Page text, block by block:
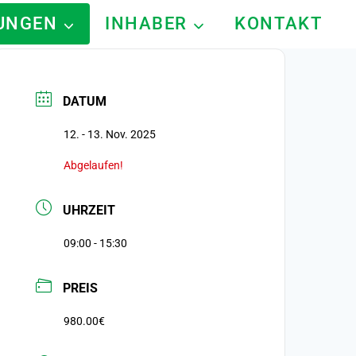
INHABER KONTAKT
DATUM
12. - 13. Nov. 2025
Abgelaufen!
UHRZEIT
09:00 - 15:30
PREIS
980.00€